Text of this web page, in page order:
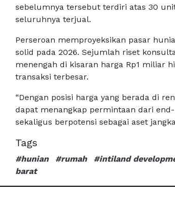
sebelumnya tersebut terdiri atas 30
seluruhnya terjual.
Perseroan memproyeksikan pasar
solid pada 2026. Sejumlah riset
menengah di kisaran harga Rp1 miliar
transaksi terbesar.
“Dengan posisi harga yang berada di
dapat menangkap permintaan dari
sekaligus berpotensi sebagai aset
Tags
#hunian #rumah #intiland
barat